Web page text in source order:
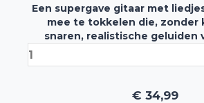
Een supergave gitaar met
mee te tokkelen die, zonder
snaren, realistische geluiden
€ 34,99